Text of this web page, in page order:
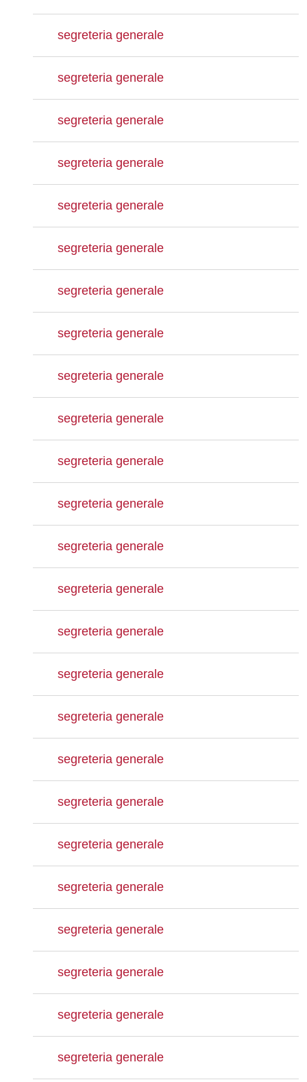
segreteria generale
segreteria generale
segreteria generale
segreteria generale
segreteria generale
segreteria generale
segreteria generale
segreteria generale
segreteria generale
segreteria generale
segreteria generale
segreteria generale
segreteria generale
segreteria generale
segreteria generale
segreteria generale
segreteria generale
segreteria generale
segreteria generale
segreteria generale
segreteria generale
segreteria generale
segreteria generale
segreteria generale
segreteria generale